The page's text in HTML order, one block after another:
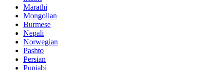
Marathi
Mongolian
Burmese
Nepali
Norwegian
Pashto
Persian
Punjabi